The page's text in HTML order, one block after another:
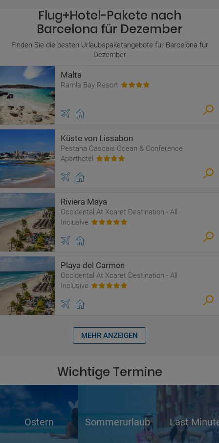
Flug+Hotel-Pakete nach
Barcelona für Dezember
Finden Sie die besten Urlaubspaketangebote für Barcelona für
Dezember
Malta
Ramla Bay Resort
Küste von Lissabon
Pestana Cascais Ocean & Conference
Aparthotel
Riviera Maya
Occidental At Xcaret Destination - All
Inclusive
Playa del Carmen
Occidental At Xcaret Destination - All
Inclusive
MEHR ANZEIGEN
Wichtige Termine
Ostern Sommerurlaub Last